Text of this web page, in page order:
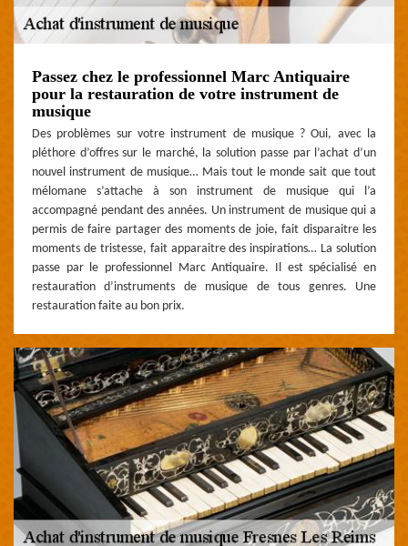
Passez chez le professionnel Marc Antiquaire
pour la restauration de votre instrument de
musique
Des problèmes sur votre instrument de musique ? Oui, avec la
pléthore d’offres sur le marché, la solution passe par l’achat d’un
nouvel instrument de musique… Mais tout le monde sait que tout
mélomane s’attache à son instrument de musique qui l’a
accompagné pendant des années. Un instrument de musique qui a
permis de faire partager des moments de joie, fait disparaitre les
moments de tristesse, fait apparaitre des inspirations… La solution
passe par le professionnel Marc Antiquaire. Il est spécialisé en
restauration d’instruments de musique de tous genres. Une
restauration faite au bon prix.